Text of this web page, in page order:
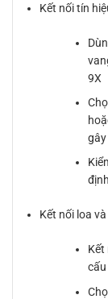
Kết nối tín
9X
Kết nối loa
Kết